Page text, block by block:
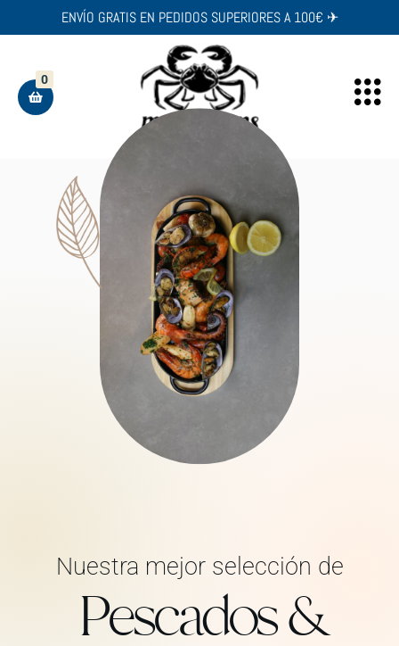
ENVÍO GRATIS EN PEDIDOS SUPERIORES A 100€ ✈︎
0
Nuestra mejor selección de
Pescados &